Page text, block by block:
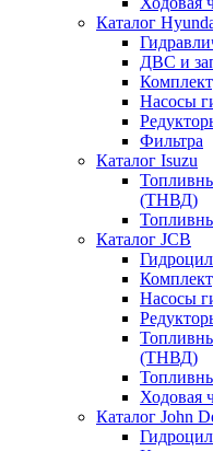
Каталог
ДВС и
Насосы
Фильтра
Каталог Isuzu
(ТНВД)
Каталог JCB
Насосы
(ТНВД)
Ходовая
Каталог John